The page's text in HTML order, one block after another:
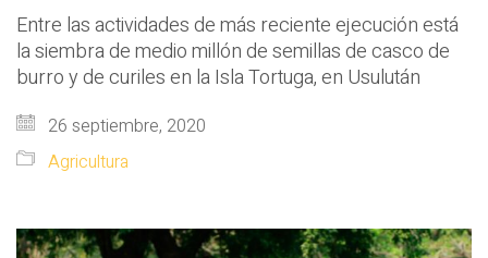
Entre las actividades de más reciente ejecución está
la siembra de medio millón de semillas de casco de
burro y de curiles en la Isla Tortuga, en Usulután
26 septiembre, 2020
Agricultura